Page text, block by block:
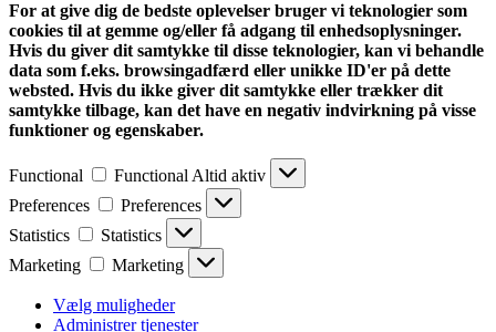
For at give dig de bedste oplevelser bruger vi teknologier som
cookies til at gemme og/eller få adgang til enhedsoplysninger.
Hvis du giver dit samtykke til disse teknologier, kan vi behandle
data som f.eks. browsingadfærd eller unikke ID'er på dette
websted. Hvis du ikke giver dit samtykke eller trækker dit
samtykke tilbage, kan det have en negativ indvirkning på visse
funktioner og egenskaber.
Functional Functional Altid aktiv
Preferences
Preferences
Statistics
Statistics
Marketing
Marketing
Vælg muligheder
Administrer tjenester